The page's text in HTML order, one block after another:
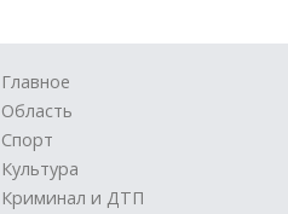
Главное
Область
Спорт
Культура
Криминал и ДТП